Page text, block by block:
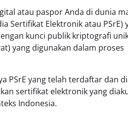
atau paspor Anda di dunia
Sertifikat Elektronik atau PSrE)
kunci publik kriptografi
yang digunakan dalam proses
PSrE yang telah terdaftar dan
sertifikat elektronik yang
Indonesia.